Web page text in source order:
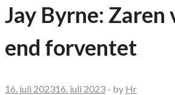
Jay Byrne: Zaren
end forventet
16. juli 202316. juli 2023 - by Hr